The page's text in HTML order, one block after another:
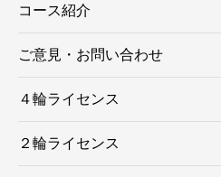
コース紹介
ご意見・お問い合わせ
４輪ライセンス
２輪ライセンス